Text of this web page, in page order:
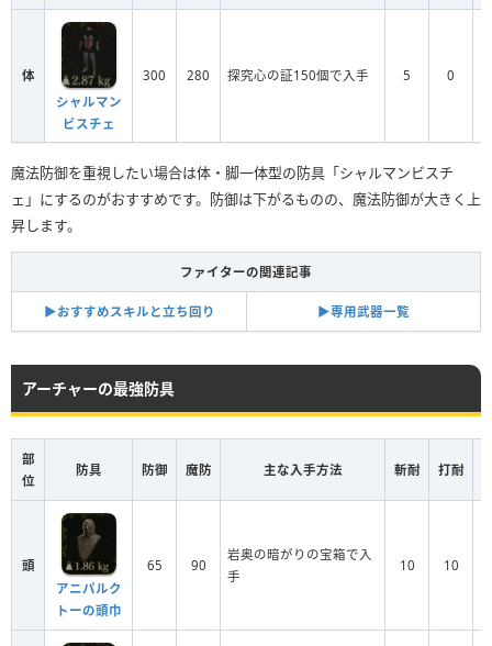
体
シャルマン
ビスチェ
300 280 探究心の証150個で入手 5 0
魔法防御を重視したい場合は体・脚一体型の防具「シャルマンビスチ
ェ」にするのがおすすめです。防御は下がるものの、魔法防御が大きく上
昇します。
ファイターの関連記事
▶︎おすすめスキルと立ち回り ▶︎専用武器一覧
アーチャーの最強防具
部
位
防具 防御 魔防 主な入手方法 斬耐 打耐
頭
アニパルク
トーの頭巾
65 90
岩奥の暗がりの宝箱で入
手
10 10